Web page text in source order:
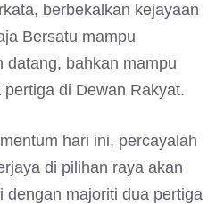
berbekalkan kejayaan
Bersatu mampu
datang, bahkan mampu
di Dewan Rakyat.
hari ini, percayalah
di pilihan raya akan
dengan majoriti dua pertiga